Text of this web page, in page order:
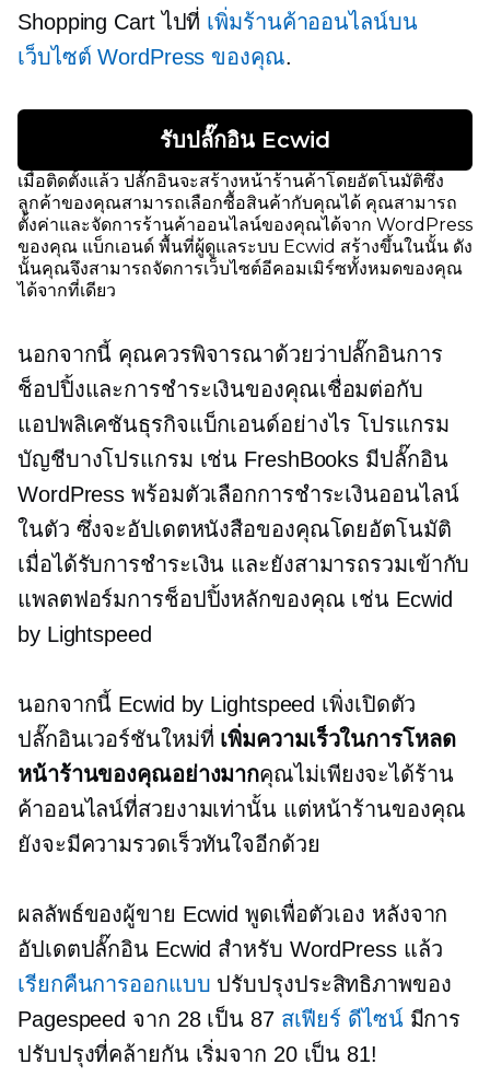
Shopping Cart ไปที่ เพิ่มร้านค้าออนไลน์บน
เว็บไซต์ WordPress ของคุณ.
รับปลั๊กอิน Ecwid
เมื่อติดตั้งแล้ว ปลั๊กอินจะสร้างหน้าร้านค้าโดยอัตโนมัติซึ่ง
ลูกค้าของคุณสามารถเลือกซื้อสินค้ากับคุณได้ คุณสามารถ
ตั้งค่าและจัดการร้านค้าออนไลน์ของคุณได้จาก WordPress
ของคุณ แบ็กเอนด์ พื้นที่ผู้ดูแลระบบ Ecwid สร้างขึ้นในนั้น ดัง
นั้นคุณจึงสามารถจัดการเว็บไซต์อีคอมเมิร์ซทั้งหมดของคุณ
ได้จากที่เดียว
นอกจากนี้ คุณควรพิจารณาด้วยว่าปลั๊กอินการ
ช็อปปิ้งและการชำระเงินของคุณเชื่อมต่อกับ
แอปพลิเคชันธุรกิจแบ็กเอนด์อย่างไร โปรแกรม
บัญชีบางโปรแกรม เช่น FreshBooks มีปลั๊กอิน
WordPress พร้อมตัวเลือกการชำระเงินออนไลน์
ในตัว ซึ่งจะอัปเดตหนังสือของคุณโดยอัตโนมัติ
เมื่อได้รับการชำระเงิน และยังสามารถรวมเข้ากับ
แพลตฟอร์มการช็อปปิ้งหลักของคุณ เช่น Ecwid
by Lightspeed
นอกจากนี้ Ecwid by Lightspeed เพิ่งเปิดตัว
ปลั๊กอินเวอร์ชันใหม่ที่ เพิ่มความเร็วในการโหลด
หน้าร้านของคุณอย่างมากคุณไม่เพียงจะได้ร้าน
ค้าออนไลน์ที่สวยงามเท่านั้น แต่หน้าร้านของคุณ
ยังจะมีความรวดเร็วทันใจอีกด้วย
ผลลัพธ์ของผู้ขาย Ecwid พูดเพื่อตัวเอง หลังจาก
อัปเดตปลั๊กอิน Ecwid สำหรับ WordPress แล้ว
เรียกคืนการออกแบบ ปรับปรุงประสิทธิภาพของ
Pagespeed จาก 28 เป็น 87 สเฟียร์ ดีไซน์มีการ
ปรับปรุงที่คล้ายกัน เริ่มจาก 20 เป็น 81!